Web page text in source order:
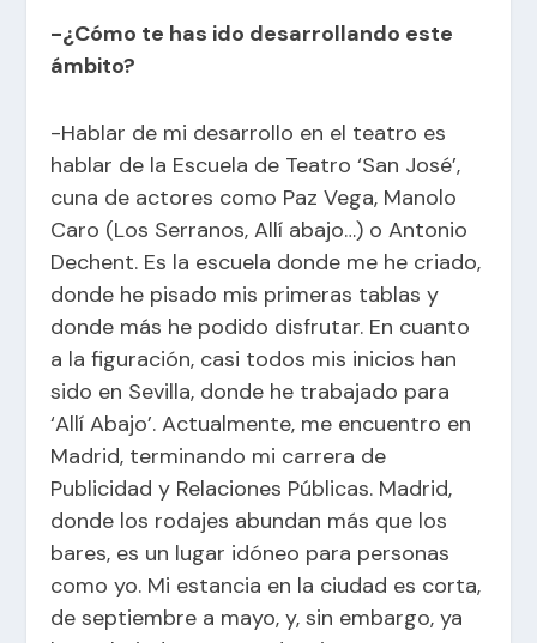
-¿Cómo te has ido desarrollando este
ámbito?
-Hablar de mi desarrollo en el teatro es
hablar de la Escuela de Teatro ‘San José’,
cuna de actores como Paz Vega, Manolo
Caro (Los Serranos, Allí abajo…) o Antonio
Dechent. Es la escuela donde me he criado,
donde he pisado mis primeras tablas y
donde más he podido disfrutar. En cuanto
a la figuración, casi todos mis inicios han
sido en Sevilla, donde he trabajado para
‘Allí Abajo’. Actualmente, me encuentro en
Madrid, terminando mi carrera de
Publicidad y Relaciones Públicas. Madrid,
donde los rodajes abundan más que los
bares, es un lugar idóneo para personas
como yo. Mi estancia en la ciudad es corta,
de septiembre a mayo, y, sin embargo, ya